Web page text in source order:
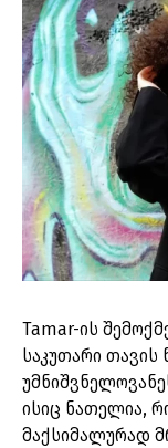
Tamar-ის
საკუთარი თავის
ისიც ნათელია,
მაქსიმალურად